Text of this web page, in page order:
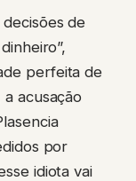
de
perfeita de
acusação
por
idiota vai